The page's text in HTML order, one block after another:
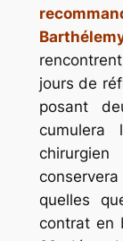
jours de
posant
quelles
contrat en